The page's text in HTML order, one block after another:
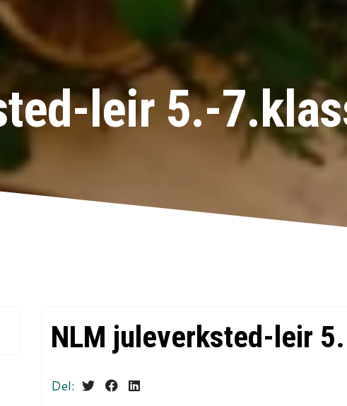
leir 5.-
NLM juleverksted-leir
Del: